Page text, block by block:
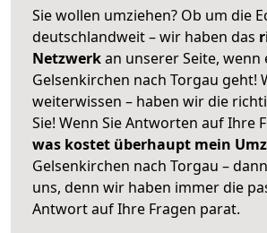
Sie wollen umziehen? Ob um die
deutschlandweit – wir haben das
Netzwerkan unserer Seite, wenn
Gelsenkirchen nach Torgau geht!
weiterwissen – haben wir die
Sie! Wenn Sie Antworten auf Ihre
was kostet überhaupt mein
Gelsenkirchen nach Torgau –
uns, denn wir haben immer die
Antwort auf Ihre Fragen parat.